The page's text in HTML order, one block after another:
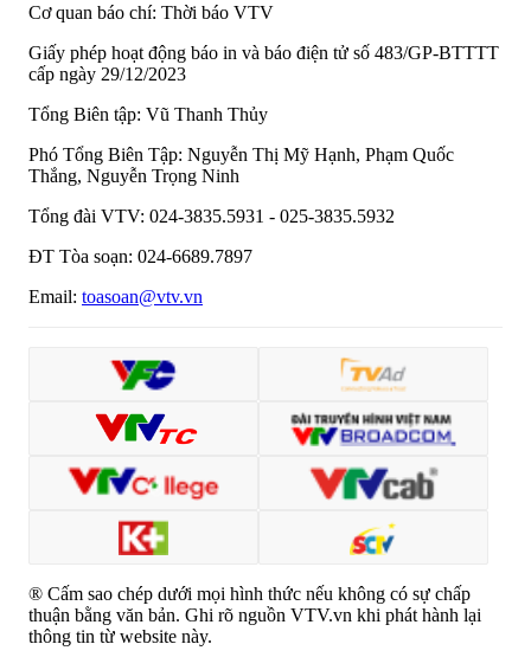
Cơ quan báo chí: Thời báo VTV
Giấy phép hoạt động báo in và báo điện tử số 483/GP-BTTTT
cấp ngày 29/12/2023
Tổng Biên tập: Vũ Thanh Thủy
Phó Tổng Biên Tập: Nguyễn Thị Mỹ Hạnh, Phạm Quốc
Thắng, Nguyễn Trọng Ninh
Tổng đài VTV: 024-3835.5931 - 025-3835.5932
ĐT Tòa soạn: 024-6689.7897
Email: toasoan@vtv.vn
® Cấm sao chép dưới mọi hình thức nếu không có sự chấp
thuận bằng văn bản. Ghi rõ nguồn VTV.vn khi phát hành lại
thông tin từ website này.